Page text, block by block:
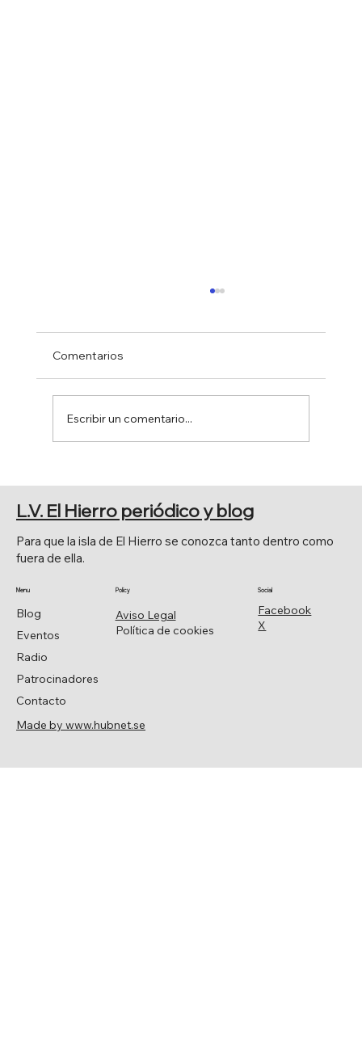
ARMAS.
Comentarios
Escribir un comentario...
Facebook
X
Social
Aviso Legal
Política de cookies
Policy
Blog
Eventos
Radio
Patrocinadores
Contacto
Menu
Para que la isla de El Hierro se conozca tanto dentro como
fuera de ella.
L.V. El Hierro periódico y blog
Made by www.hubnet.se